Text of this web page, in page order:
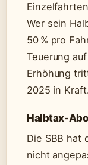
Wer sein
50 % pro
Teuerung
Erhöhung
2025 in
Halbtax-
Die SBB hat
nicht